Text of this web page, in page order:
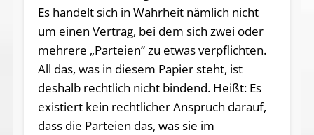
Es handelt sich in Wahrheit nämlich nicht
um einen Vertrag, bei dem sich zwei oder
mehrere „Parteien” zu etwas verpflichten.
All das, was in diesem Papier steht, ist
deshalb rechtlich nicht bindend. Heißt: Es
existiert kein rechtlicher Anspruch darauf,
dass die Parteien das, was sie im